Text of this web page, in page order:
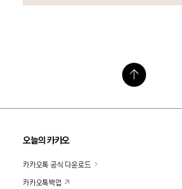
오늘의 카카오
카카오톡 공식 다운로드
카카오톡백업